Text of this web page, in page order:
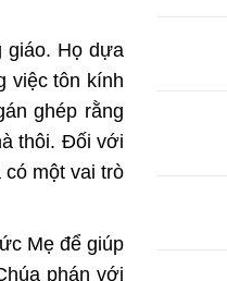
giáo. Họ dựa
việc tôn kính
ghép rằng
thôi. Đối với
một vai trò
Mẹ để giúp
phán với